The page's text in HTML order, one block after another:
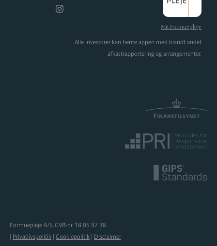
Mit Formuepleje
Alle investorer kan hente appen med blandt andet
afkastrapportering og arrangementer.
Formuepleje A/S, CVR-nr. 18 05 97 38
| Privatlivspolitik | Cookiepolitik | Disclaimer